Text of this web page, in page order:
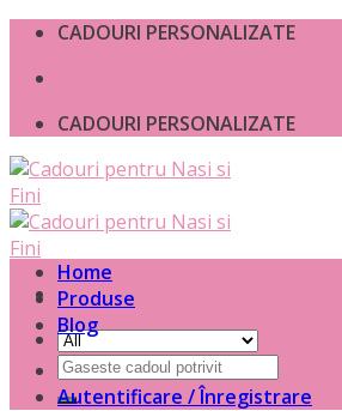
Skip
content
CADOURI PERSONALIZATE
CADOURI PERSONALIZATE
Caută
după:
Home
Produse
Blog
Autentificare / Înregistrare